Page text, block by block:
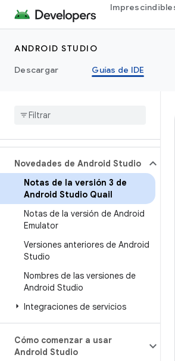
ANDROID STUDIO
Descargar
Guías de IDE
Novedades de Android Studio
Notas de la versión 3 de
Android Studio Quail
Notas de la versión de Android
Emulator
Versiones anteriores de Android
Studio
Nombres de las versiones de
Android Studio
Integraciones de servicios
Cómo comenzar a usar
Android Studio